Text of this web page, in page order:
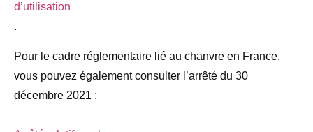
d’utilisation
.
Pour le cadre réglementaire lié au chanvre en France,
vous pouvez également consulter l’arrêté du 30
décembre 2021 :